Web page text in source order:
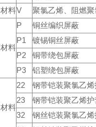
料V 聚氯乙烯、阻燃
料
P
铜丝编织屏蔽
P1
镀锡铜丝屏蔽
P2
铜带绕包屏蔽
P3
铝塑绕包屏蔽
料
22
钢带铠装聚氯乙烯
23
钢带铠装聚乙烯护
32
钢丝铠装聚氯乙烯